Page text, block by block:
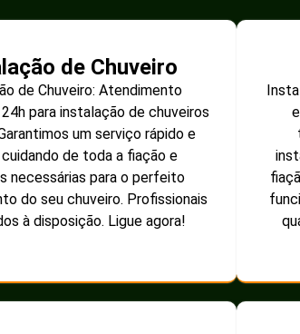
de Chuveiro
de Chuveiro: Atendimento
para instalação de chuveiros
um serviço rápido e
de toda a fiação e
necessárias para o perfeito
do seu chuveiro. Profissionais
à disposição. Ligue agora!